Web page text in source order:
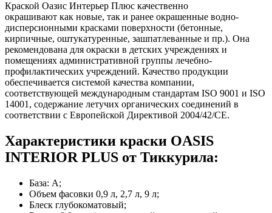
Краской Оазис Интерьер Плюс качественно
окрашивают как новые, так и ранее окрашенные водно-
дисперсионными красками поверхности (бетонные,
кирпичные, оштукатуренные, зашпатлеванные и пр.). Она
рекомендована для окраски в детских учреждениях и
помещениях административной группы лечебно-
профилактических учреждений. Качество продукции
обеспечивается системой качества компании,
соответствующей международным стандартам ISO 9001 и ISO
14001, содержание летучих органических соединений в
соответствии с Европейской Директивой 2004/42/СЕ.
Характеристики краски OASIS
INTERIOR PLUS от Тиккурила:
База: A;
Объем фасовки 0,9 л, 2,7 л, 9 л;
Блеск глубокоматовый;